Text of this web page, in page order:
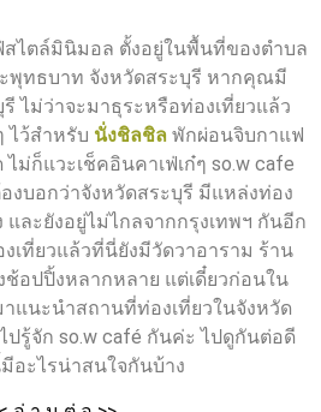
สไตล์มินิมอล ตั้งอยู่ในพื้นที่ของตำบล
พุทธบาท จังหวัดสระบุรี หากคุณมี
ไม่ว่าจะมาธุระหรือท่องเที่ยวแล้ว
ไว้สำหรับ นั่งชิลชิลพักผ่อนจิบกาแฟ
ม่ก็แวะเช็คอินคาเฟ่เก๋ๆ so.w cafe
งบอกว่าจังหวัดสระบุรี มีแหล่งท่อง
ละยังอยู่ไม่ไกลจากกรุงเทพฯ กันอีก
เที่ยวแล้วที่นี่ยังมีวัดวาอาราม ร้าน
อปปิ้งหลากหลาย แต่เดี๋ยวก่อนใน
แนะนำสถานที่ท่องเที่ยวในจังหวัด
ปรู้จัก so.w café กันค่ะ ไปดูกันต่อดี
อะไรน่าสนใจกันบ้าง